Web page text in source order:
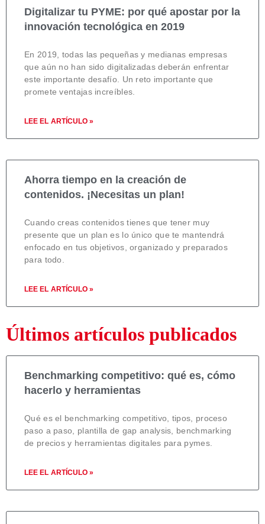
Digitalizar tu PYME: por qué apostar por la
innovación tecnológica en 2019
En 2019, todas las pequeñas y medianas empresas
que aún no han sido digitalizadas deberán enfrentar
este importante desafío. Un reto importante que
promete ventajas increíbles.
LEE EL ARTÍCULO »
Ahorra tiempo en la creación de
contenidos. ¡Necesitas un plan!
Cuando creas contenidos tienes que tener muy
presente que un plan es lo único que te mantendrá
enfocado en tus objetivos, organizado y preparados
para todo.
LEE EL ARTÍCULO »
Últimos artículos publicados
Benchmarking competitivo: qué es, cómo
hacerlo y herramientas
Qué es el benchmarking competitivo, tipos, proceso
paso a paso, plantilla de gap analysis, benchmarking
de precios y herramientas digitales para pymes.
LEE EL ARTÍCULO »